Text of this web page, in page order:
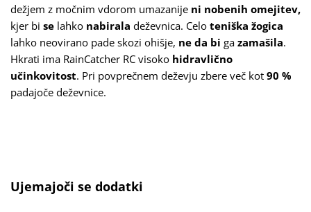
dežjem z močnim vdorom umazanije ni nobenih omejitev,
kjer bi se lahko nabirala deževnica. Celo teniška žogica
lahko neovirano pade skozi ohišje, ne da bi ga zamašila.
Hkrati ima RainCatcher RC visoko hidravlično
učinkovitost. Pri povprečnem deževju zbere več kot 90 %
padajoče deževnice.
Preskoči galerijo izdelkov
Ujemajoči se dodatki